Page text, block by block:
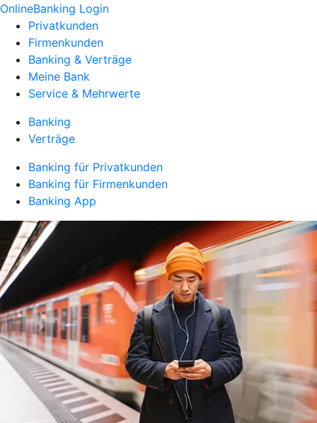
OnlineBanking Login
Privatkunden
Firmenkunden
Banking & Verträge
Meine Bank
Service & Mehrwerte
Banking
Verträge
Banking für Privatkunden
Banking für Firmenkunden
Banking App